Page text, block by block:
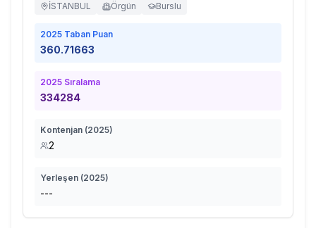
İSTANBUL Örgün Burslu
2025 Taban Puan
360.71663
2025 Sıralama
334284
Kontenjan (2025)
2
Yerleşen (2025)
---